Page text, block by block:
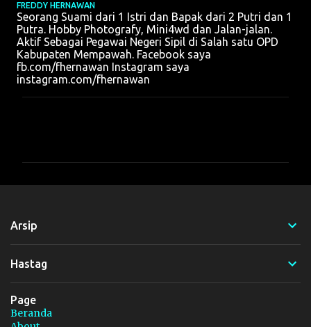
FREDDY HERNAWAN
Seorang Suami dari 1 Istri dan Bapak dari 2 Putri dan 1
Putra. Hobby Photografy, Mini4wd dan Jalan-jalan.
Aktif Sebagai Pegawai Negeri Sipil di Salah satu OPD
Kabupaten Mempawah. Facebook saya
fb.com/fhernawan Instagram saya
instagram.com/fhernawan
Arsip
Hastag
Page
Beranda